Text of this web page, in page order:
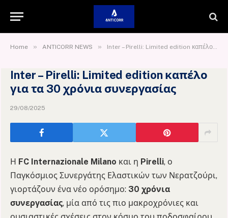
Home » ANTICORR NEWS » Inter – Pirelli: Limited edition καπέλο για τα 30 χρόνια συνεργασίας
Inter – Pirelli: Limited edition καπέλο
για τα 30 χρόνια συνεργασίας
29/08/2025
Η FC Internazionale Milano και η Pirelli, ο
Παγκόσμιος Συνεργάτης Ελαστικών των Νερατζούρι,
γιορτάζουν ένα νέο ορόσημο: 30 χρόνια
συνεργασίας, μία από τις πιο μακροχρόνιες και